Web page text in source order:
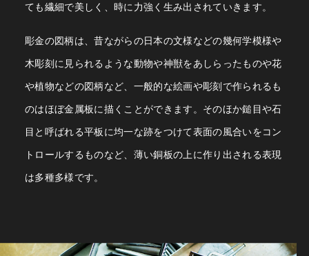
ても繊細で美しく、時に力強く生み出されていきます。
彫金の図柄は、昔ながらの日本の文様などの幾何学模様や
木彫刻に見られるような動物や神獣をあしらったものや花
や植物などの図柄など、一般的な絵画や彫刻で作られるも
のはほぼ金属板に描くことができます。そのほか鎚目や石
目と呼ばれる平板に均一な跡をつけて表面の風合いをコン
トロールするものなど、薄い銅板の上に作り出される表現
は多種多様です。